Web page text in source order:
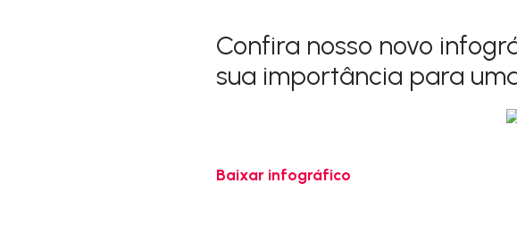
Confira nosso novo
sua importância para
Baixar infográfico